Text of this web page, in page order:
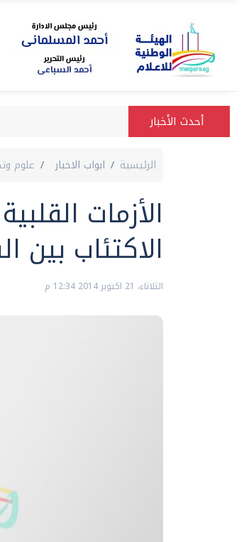
أحدث الأخبار
الرئيسية ابواب الاخبار علوم
الأزمات
الاكتئاب بين
الثلاثاء، 21 اكتوبر 2014 12:34 م